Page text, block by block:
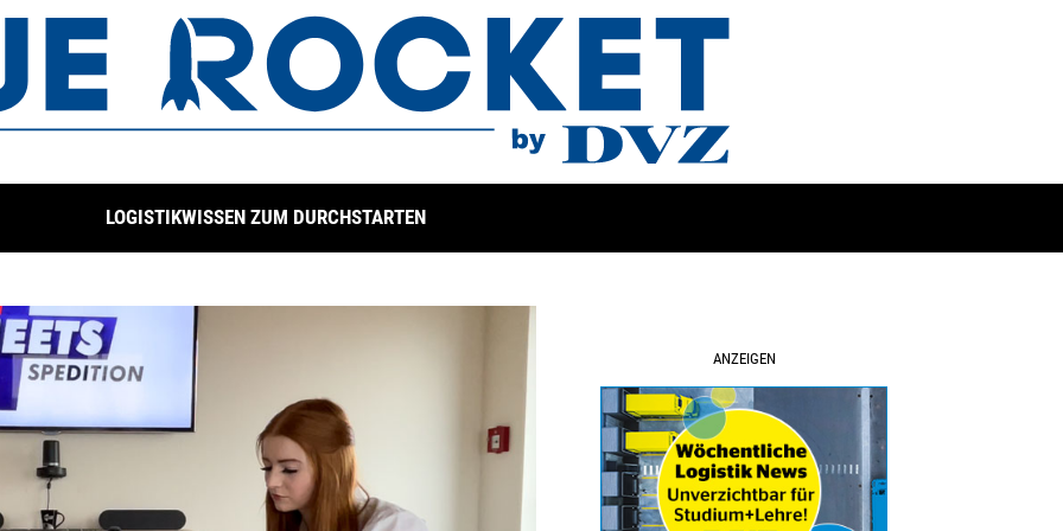
LOGISTIKWISSEN ZUM DURCHSTARTEN
ANZEIGEN